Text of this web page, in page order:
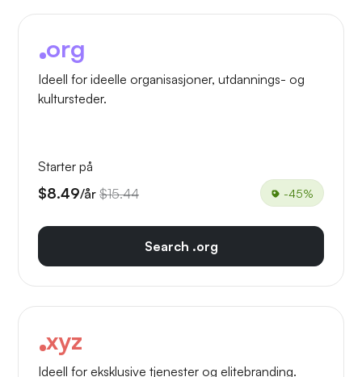
org
Ideell for ideelle organisasjoner, utdannings- og
kultursteder.
Starter på
$8.49/år $15.44 -45%
Search .org
xyz
Ideell for eksklusive tjenester og elitebranding.